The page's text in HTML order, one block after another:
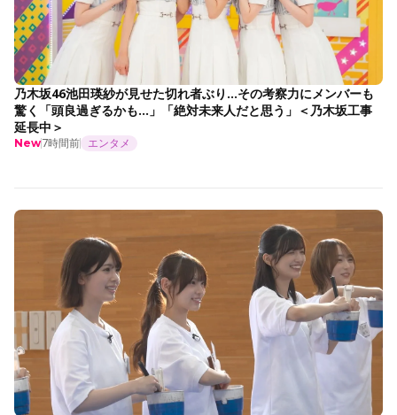
乃木坂46池田瑛紗が見せた切れ者ぶり…その考察力にメンバーも
驚く「頭良過ぎるかも…」「絶対未来人だと思う」＜乃木坂工事
延長中＞
New7時間前 エンタメ